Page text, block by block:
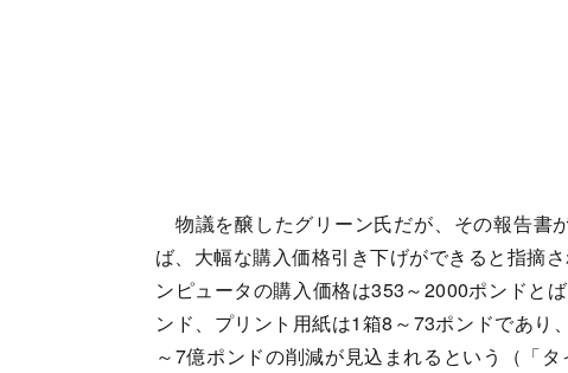
物議を醸したグリーン氏だが、その報告書
ば、大幅な購入価格引き下げができると指摘
ンピュータの購入価格は353～2000ポンドと
ンド、プリント用紙は1箱8～73ポンドであ
～7億ポンドの削減が見込まれるという（「